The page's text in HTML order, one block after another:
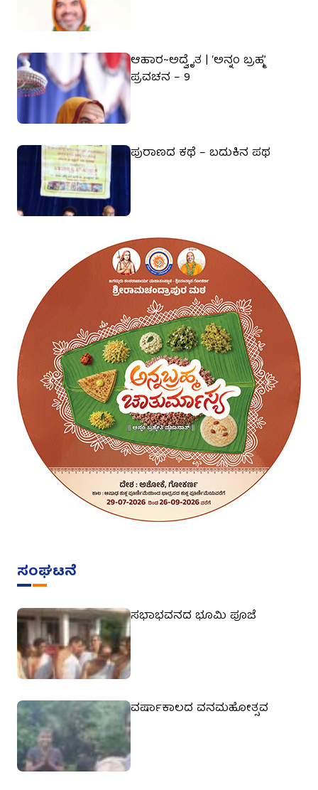
ಆಹಾರ~ಅದ್ವೈತ | ‘ಅನ್ನಂ ಬ್ರಹ್ಮ’
ಪ್ರವಚನ – 9
ಪುರಾಣದ ಕಥೆ – ಬದುಕಿನ ಪಥ
ಸಂಘಟನೆ
ಸಭಾಭವನದ ಭೂಮಿ ಪೂಜೆ
ವರ್ಷಾಕಾಲದ ವನಮಹೋತ್ಸವ